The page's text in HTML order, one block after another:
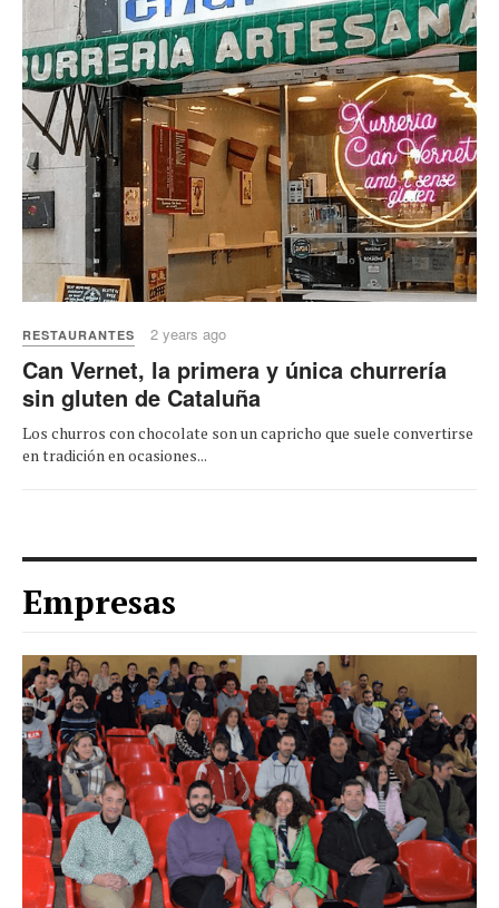
RESTAURANTES 2 years ago
Can Vernet, la primera y única churrería
sin gluten de Cataluña
Los churros con chocolate son un capricho que suele convertirse
en tradición en ocasiones...
Empresas